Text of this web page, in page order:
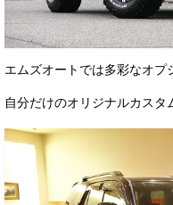
エムズオートでは多彩なオプ
自分だけのオリジナルカスタ